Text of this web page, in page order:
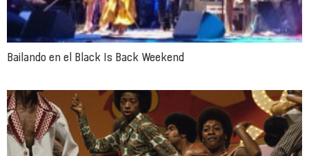
Bailando en el Black Is Back Weekend